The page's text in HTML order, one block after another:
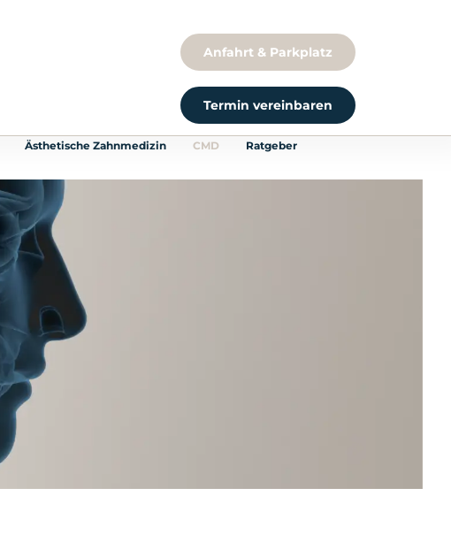
Anfahrt & Parkplatz
Termin vereinbaren
Ästhetische Zahnmedizin CMD Ratgeber